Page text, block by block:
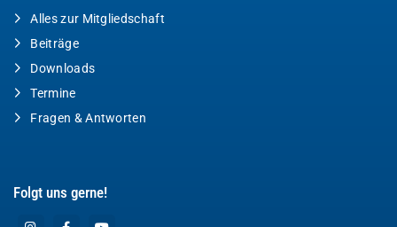
Alles zur Mitgliedschaft
Beiträge
Downloads
Termine
Fragen & Antworten
Folgt uns gerne!